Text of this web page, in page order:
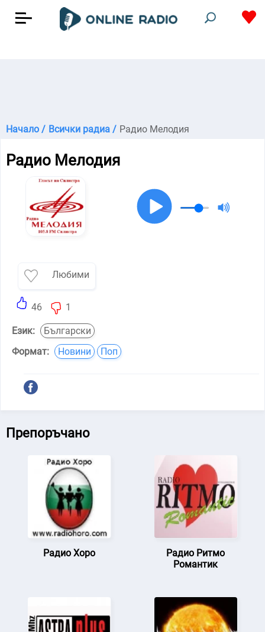
Начало / Всички радиа / Радио Мелодия
Радио Мелодия
Любими
46 1
Език:
Български
Формат:
Новини Поп
Препоръчано
Радио Хоро
Радио Ритмо
Романтик